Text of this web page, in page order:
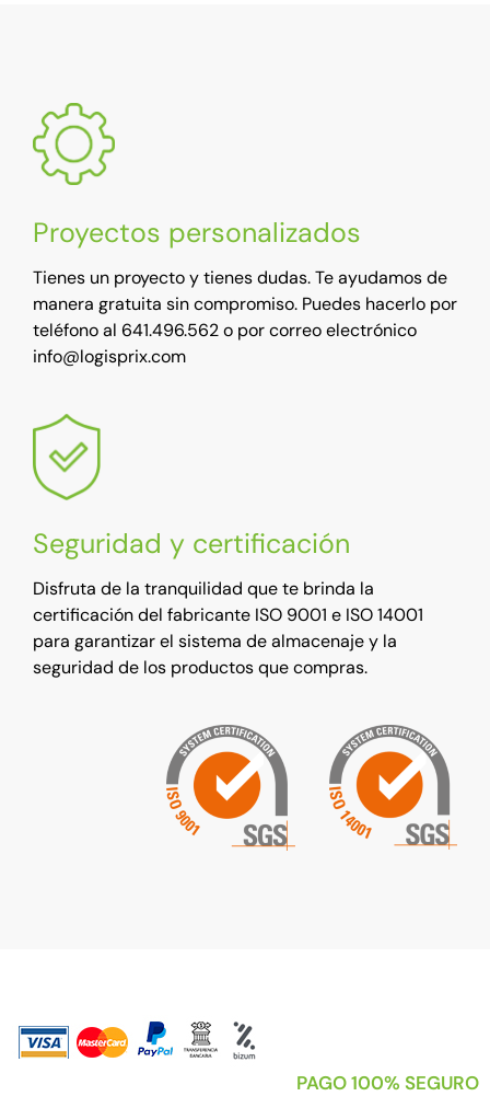
Proyectos personalizados
Tienes un proyecto y tienes dudas. Te ayudamos de
manera gratuita sin compromiso. Puedes hacerlo por
teléfono al 641.496.562 o por correo electrónico
info@logisprix.com
Seguridad y certificación
Disfruta de la tranquilidad que te brinda la
certificación del fabricante ISO 9001 e ISO 14001
para garantizar el sistema de almacenaje y la
seguridad de los productos que compras.
PAGO 100% SEGURO